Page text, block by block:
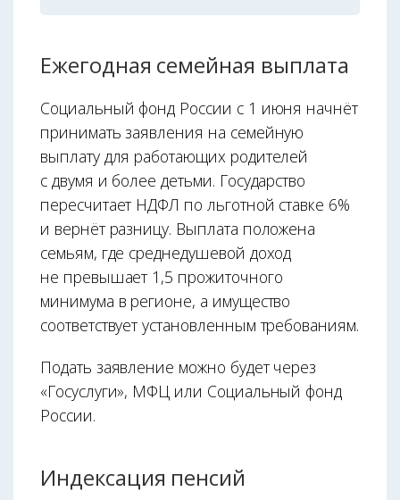
Ежегодная семейная выплата
Социальный фонд России с 1 июня начнёт
принимать заявления на семейную
выплату для работающих родителей
с двумя и более детьми. Государство
пересчитает НДФЛ по льготной ставке 6%
и вернёт разницу. Выплата положена
семьям, где среднедушевой доход
не превышает 1,5 прожиточного
минимума в регионе, а имущество
соответствует установленным требованиям.
Подать заявление можно будет через
«Госуслуги», МФЦ или Социальный фонд
России.
Индексация пенсий